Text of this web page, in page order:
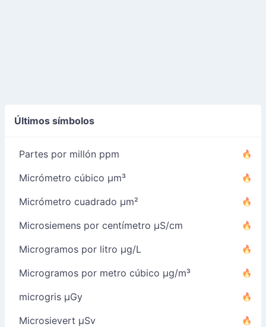
Últimos símbolos
Partes por millón ppm
Micrómetro cúbico µm³
Micrómetro cuadrado µm²
Microsiemens por centímetro µS/cm
Microgramos por litro µg/L
Microgramos por metro cúbico µg/m³
microgris µGy
Microsievert µSv